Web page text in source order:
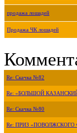
продажа лошадей
Продажа ЧК лошадей
Re: Скачка №82
Re: «БОЛЬШОЙ
Re: Скачка №80
Re: ПРИЗ